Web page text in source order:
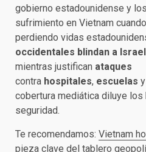
gobierno estadounidense y
sufrimiento en Vietnam
perdiendo vidas
occidentales blindan a Israel
mientras justifican ataques
contra hospitales, escuelas y
cobertura mediática diluye los
seguridad.
Te recomendamos: Vietnam
pieza clave del tablero